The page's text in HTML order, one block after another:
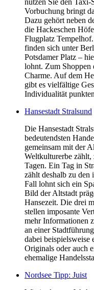
nutzen Sie den
Vorbuchung bringt
Dazu gehört neben
die Hackeschen
Flugplatz
finden sich unter
Potsdamer Platz –
lohnt. Zum Shoppen
Charme. Auf dem
gibt es vielfältige
Individualität
Hansestadt Stralsund
Die Hansestadt
bedeutendsten
gemeinsam mit der
Weltkulturerbe zählt,
Tagen. Ein Tag in
zählt deshalb zu den
Fall lohnt sich ein
Bild der Altstadt
Hansezeit. Die drei
stellen imposante
mehr Informationen
an einer
dabei beispielsweise
Originals oder auch
ehemalige
Nordsee Tipp: Juist